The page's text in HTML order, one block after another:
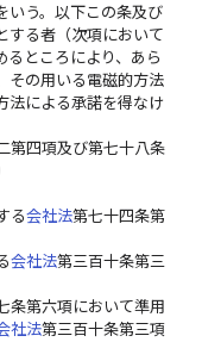
いう。以下この条及び
する者（次項において
るところにより、あら
その用いる電磁的方法
法による承諾を得なけ
第四項及び第七十八条
る会社法第七十四条第
会社法第三百十条第三
条第六項において準用
社法第三百十条第三項